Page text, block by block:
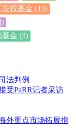
股权基金 (19)
基金 (3)
法判例
受PaRR记者采访
外重点市场拓展指